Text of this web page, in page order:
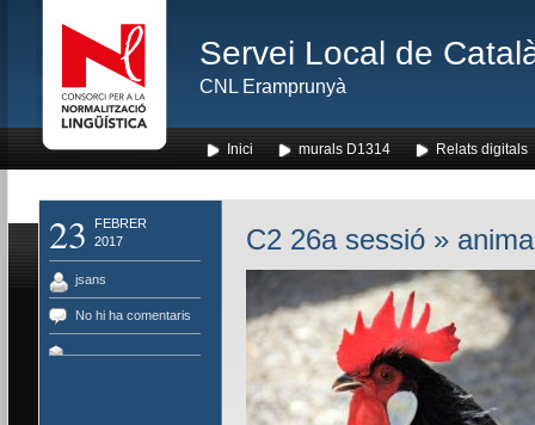
Servei Local de
CNL Eramprunyà
Inici murals D1314 Relats digitals
23
FEBRER
2017
jsans
No hi ha comentaris
C2 26a sessió»